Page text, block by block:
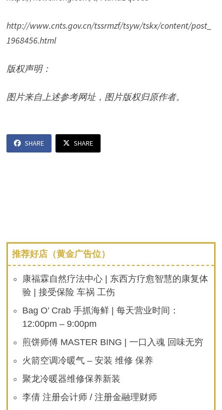
http://www.cnts.gov.cn/tssrmzf/tsyw/tskx/content/post_
1968456.html
版权声明：
图片来自上述参考网址，图片版权归原作者。
SHARE SHARE
推荐好店（黄金广告位）
康福霖自然疗法中心 | 东西方疗愈智慧的康复体
验 | 接受保险 车祸 工伤
Bag O’ Crab 手抓海鲜 | 每天营业时间：
12:00pm – 9:00pm
煎饼师傅 MASTER BING | 一口入魂 回味无穷
火箭空调冷暖气 – 安装 维修 保养
聚龙冷暖器维修保养新装
李倩 注册会计师 / 注册金融理财师